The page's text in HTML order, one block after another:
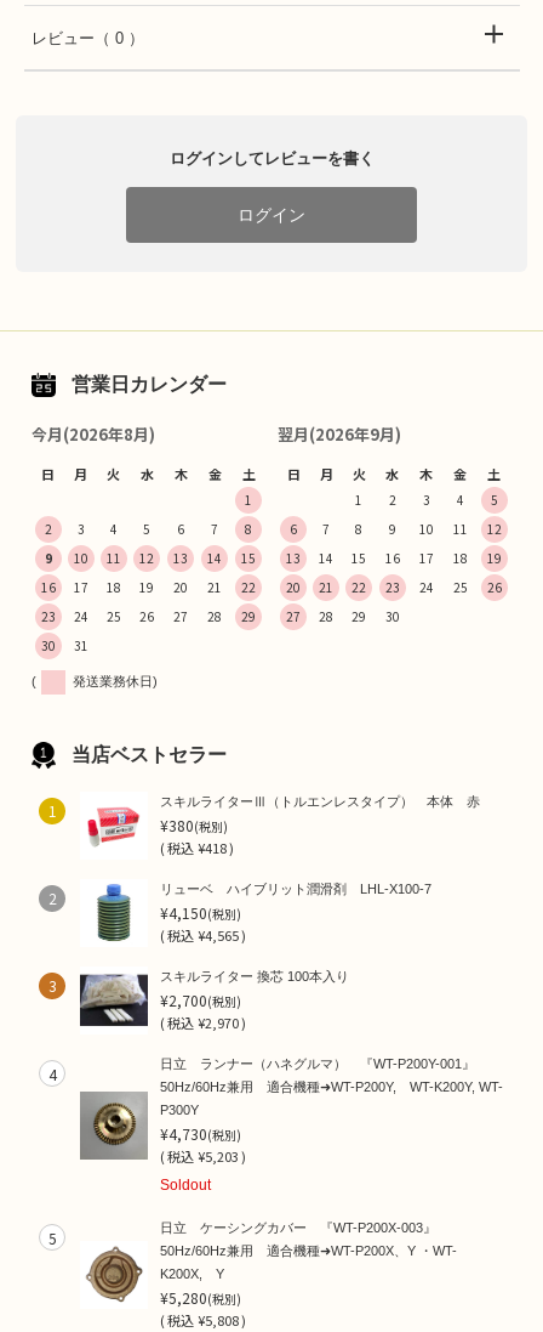
レビュー （ 0 ）
ログインしてレビューを書く
ログイン
営業日カレンダー
今月(2026年8月)
日 月 火 水 木 金 土
1
2
3 4 5 6 7
8
9
10 11 12 13 14
15
16
17 18 19 20 21
22
23
24 25 26 27 28
29
30
31
翌月(2026年9月)
日 月 火 水 木 金 土
1 2 3 4
5
6
7 8 9 10 11
12
13
14 15 16 17 18
19
20
21 22 23 24 25
26
27
28 29 30
( 発送業務休日)
当店ベストセラー
1 スキルライターⅢ（トルエンレスタイプ） 本体 赤
¥380(税別)
(税込¥418 )
2 リューベ ハイブリット潤滑剤 LHL-X100-7
¥4,150(税別)
(税込¥4,565 )
3 スキルライター 換芯 100本入り
¥2,700(税別)
(税込¥2,970 )
4
日立 ランナー（ハネグルマ） 『WT-P200Y-001』
50Hz/60Hz兼用 適合機種➜WT-P200Y, WT-K200Y, WT-
P300Y
¥4,730(税別)
(税込¥5,203 )
Soldout
5
日立 ケーシングカバー 『WT-P200X-003』
50Hz/60Hz兼用 適合機種➜WT-P200X、Y ・WT-
K200X, Y
¥5,280(税別)
(税込¥5,808 )